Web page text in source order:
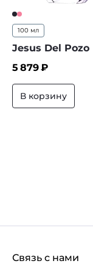
100 мл
Jesus Del Pozo
5 879₽
В корзину
Связь с нами